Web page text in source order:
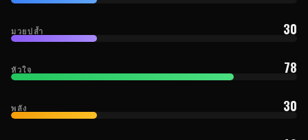
มวยปล้ำ 30
หัวใจ 78
พลัง 30